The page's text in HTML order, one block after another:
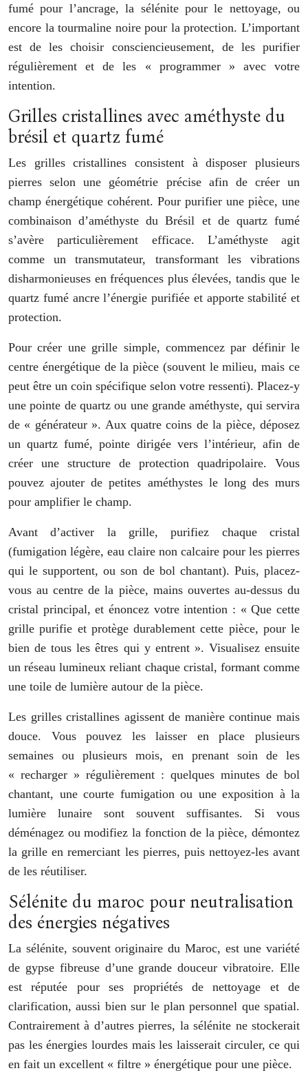
fumé pour l’ancrage, la sélénite pour le nettoyage, ou
encore la tourmaline noire pour la protection. L’important
est de les choisir consciencieusement, de les purifier
régulièrement et de les « programmer » avec votre
intention.
Grilles cristallines avec améthyste du
brésil et quartz fumé
Les grilles cristallines consistent à disposer plusieurs
pierres selon une géométrie précise afin de créer un
champ énergétique cohérent. Pour purifier une pièce, une
combinaison d’améthyste du Brésil et de quartz fumé
s’avère particulièrement efficace. L’améthyste agit
comme un transmutateur, transformant les vibrations
disharmonieuses en fréquences plus élevées, tandis que le
quartz fumé ancre l’énergie purifiée et apporte stabilité et
protection.
Pour créer une grille simple, commencez par définir le
centre énergétique de la pièce (souvent le milieu, mais ce
peut être un coin spécifique selon votre ressenti). Placez-y
une pointe de quartz ou une grande améthyste, qui servira
de « générateur ». Aux quatre coins de la pièce, déposez
un quartz fumé, pointe dirigée vers l’intérieur, afin de
créer une structure de protection quadripolaire. Vous
pouvez ajouter de petites améthystes le long des murs
pour amplifier le champ.
Avant d’activer la grille, purifiez chaque cristal
(fumigation légère, eau claire non calcaire pour les pierres
qui le supportent, ou son de bol chantant). Puis, placez-
vous au centre de la pièce, mains ouvertes au-dessus du
cristal principal, et énoncez votre intention : « Que cette
grille purifie et protège durablement cette pièce, pour le
bien de tous les êtres qui y entrent ». Visualisez ensuite
un réseau lumineux reliant chaque cristal, formant comme
une toile de lumière autour de la pièce.
Les grilles cristallines agissent de manière continue mais
douce. Vous pouvez les laisser en place plusieurs
semaines ou plusieurs mois, en prenant soin de les
« recharger » régulièrement : quelques minutes de bol
chantant, une courte fumigation ou une exposition à la
lumière lunaire sont souvent suffisantes. Si vous
déménagez ou modifiez la fonction de la pièce, démontez
la grille en remerciant les pierres, puis nettoyez-les avant
de les réutiliser.
Sélénite du maroc pour neutralisation
des énergies négatives
La sélénite, souvent originaire du Maroc, est une variété
de gypse fibreuse d’une grande douceur vibratoire. Elle
est réputée pour ses propriétés de nettoyage et de
clarification, aussi bien sur le plan personnel que spatial.
Contrairement à d’autres pierres, la sélénite ne stockerait
pas les énergies lourdes mais les laisserait circuler, ce qui
en fait un excellent « filtre » énergétique pour une pièce.